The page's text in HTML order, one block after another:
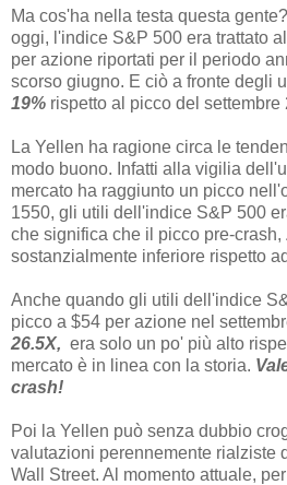
Ma cos'ha nella testa questa
oggi, l'indice S&P 500 era trattato al
per azione riportati per il periodo
scorso giugno. E ciò a fronte degli
19% rispetto al picco del settembre
La Yellen ha ragione circa le
modo buono. Infatti alla vigilia
mercato ha raggiunto un picco
1550, gli utili dell'indice S&P 500
che significa che il picco pre-crash,
sostanzialmente inferiore rispetto
Anche quando gli utili dell'indice
picco a $54 per azione nel
26.5X, era solo un po' più alto
mercato è in linea con la storia.
crash!
Poi la Yellen può senza dubbio
valutazioni perennemente rialziste
Wall Street. Al momento attuale,